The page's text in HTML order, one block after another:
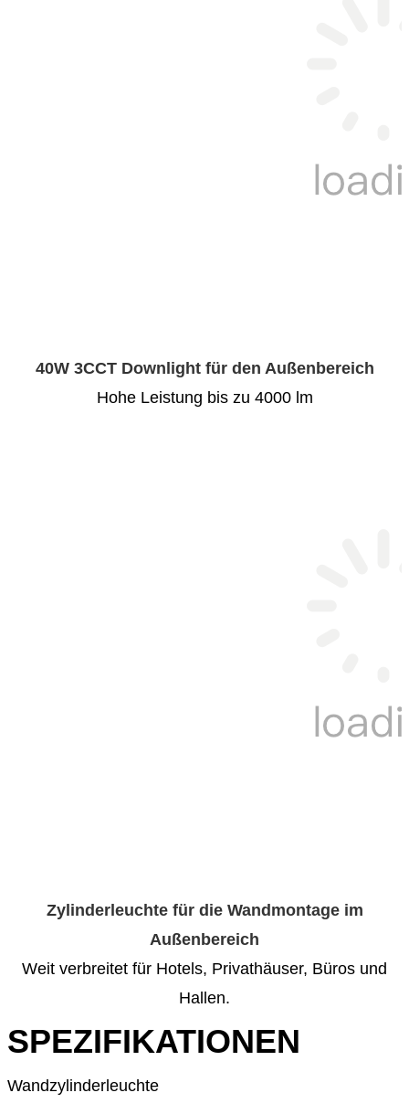
40W 3CCT Downlight für den Außenbereich
Hohe Leistung bis zu 4000 lm
Zylinderleuchte für die Wandmontage im
Außenbereich
Weit verbreitet für Hotels, Privathäuser, Büros und
Hallen.
SPEZIFIKATIONEN
Wandzylinderleuchte